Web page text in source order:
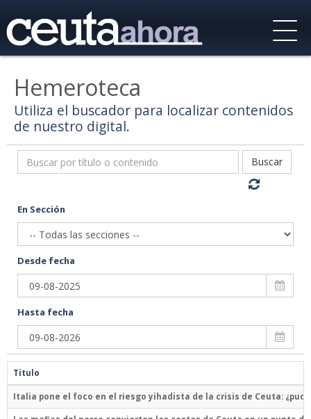
Hemeroteca
Utiliza el buscador para localizar contenidos
de nuestro digital.
Buscar
En Sección
Desde fecha
Hasta fecha
Titulo
Italia pone el foco en el riesgo yihadista de la crisis de Ceuta: